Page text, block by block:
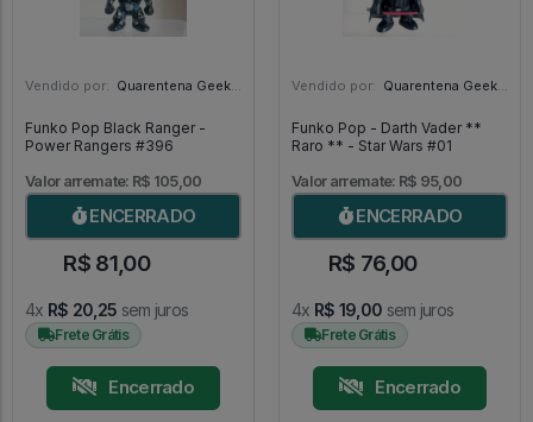
Vendido por: Quarentena Geek Store - SP
Funko Pop Black Ranger -
Power Rangers #396
Valor arremate: R$ 105,00
ENCERRADO
R$ 81,00
4x R$ 20,25 sem juros
Frete Grátis
Encerrado
Vendido por: Quarentena Geek Store - SP
Funko Pop - Darth Vader **
Raro ** - Star Wars #01
Valor arremate: R$ 95,00
ENCERRADO
R$ 76,00
4x R$ 19,00 sem juros
Frete Grátis
Encerrado